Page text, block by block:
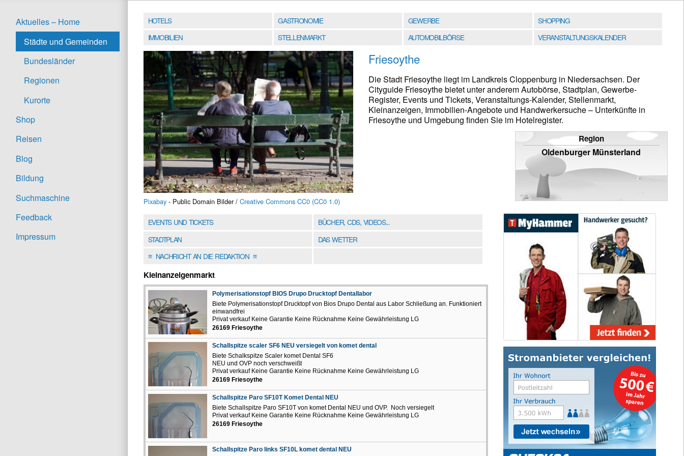
Aktuelles – Home
Städte und Gemeinden
Bundesländer
Regionen
Kurorte
Shop
Reisen
Blog
Bildung
Suchmaschine
Feedback
Impressum
HOTELS GASTRONOMIE GEWERBE
SHOPPING
IMMOBILIEN
STELLENMARKT AUTOMOBILBÖRSE VERANSTALTUNGSKALENDER
Pixabay - Public Domain Bilder / Creative Commons CC0 (CC0 1.0)
Friesoythe
Die Stadt Friesoythe liegt im Landkreis Cloppenburg in Niedersachsen. Der
Cityguide Friesoythe bietet unter anderem Autobörse, Stadtplan, Gewerbe-
Register, Events und Tickets, Veranstaltungs-Kalender, Stellenmarkt,
Kleinanzeigen, Immobilien-Angebote und Handwerkersuche – Unterkünfte in
Friesoythe und Umgebung finden Sie im Hotelregister.
Region
Oldenburger Münsterland
EVENTS UND TICKETS
BÜCHER, CDS, VIDEOS...
STADTPLAN
DAS WETTER
≡NACHRICHT AN DIE REDAKTION≡
Kleinanzeigenmarkt
Polymerisationstopf BIOS Drupo Drucktopf Dentallabor
Biete Polymerisationstopf Drucktopf von Bios Drupo Dental aus Labor Schließung an. Funktioniert
einwandfrei
Privat verkauf Keine Garantie Keine Rücknahme Keine Gewährleistung LG
26169 Friesoythe
Schallspitze scaler SF6 NEU versiegelt von komet dental
Biete Schalkspitze Scaler komet Dental SF6
NEU und OVP noch verschweißt
Privat verkauf Keine Garantie Keine Rücknahme Keine Gewährleistung LG
26169 Friesoythe
Schallspitze Paro SF10T Komet Dental NEU
Biete Schallspitze Paro SF10T von komet Dental NEU und OVP. Noch versiegelt
Privat verkauf Keine Garantie Keine Rücknahme Keine Gewährleistung LG
26169 Friesoythe
Schallspitze Paro links SF10L komet dental NEU